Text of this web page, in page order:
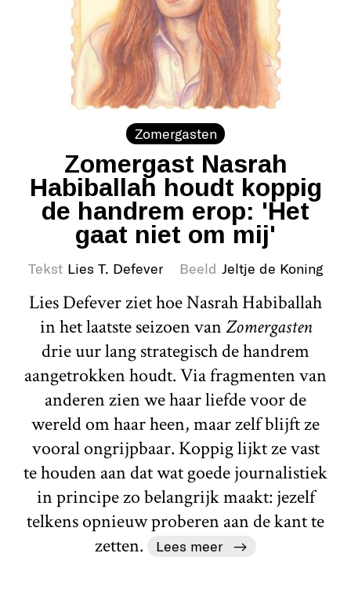
Zomergasten
Zomergast Nasrah
Habiballah houdt koppig
de handrem erop: 'Het
gaat niet om mij'
Tekst Lies T. Defever Beeld Jeltje de Koning
Lies Defever ziet hoe Nasrah Habiballah
in het laatste seizoen vanZomergasten
drie uur lang strategisch de handrem
aangetrokken houdt. Via fragmenten van
anderen zien we haar liefde voor de
wereld om haar heen, maar zelf blijft ze
vooral ongrijpbaar. Koppig lijkt ze vast
te houden aan dat wat goede journalistiek
in principe zo belangrijk maakt: jezelf
telkens opnieuw proberen aan de kant te
zetten.
Lees meer